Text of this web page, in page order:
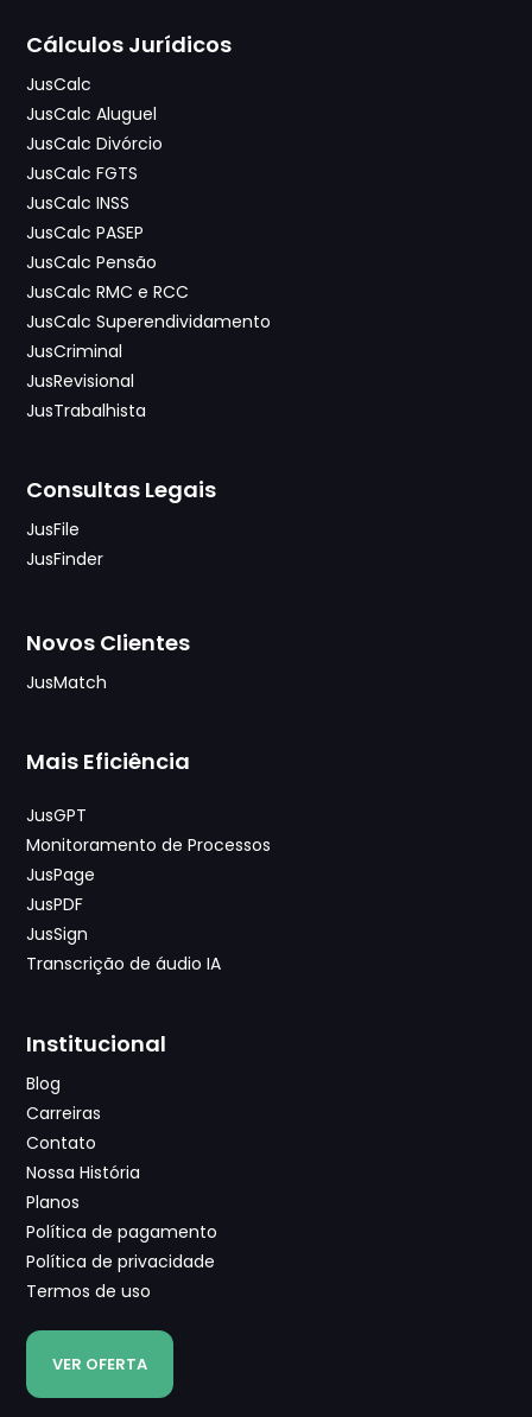
Cálculos Jurídicos
JusCalc
JusCalc Aluguel
JusCalc Divórcio
JusCalc FGTS
JusCalc INSS
JusCalc PASEP
JusCalc Pensão
JusCalc RMC e RCC
JusCalc Superendividamento
JusCriminal
JusRevisional
JusTrabalhista
Consultas Legais
JusFile
JusFinder
Novos Clientes
JusMatch
Mais Eficiência
JusGPT
Monitoramento de Processos
JusPage
JusPDF
JusSign
Transcrição de áudio IA
Institucional
Blog
Carreiras
Contato
Nossa História
Planos
Política de pagamento
Política de privacidade
Termos de uso
VER OFERTA